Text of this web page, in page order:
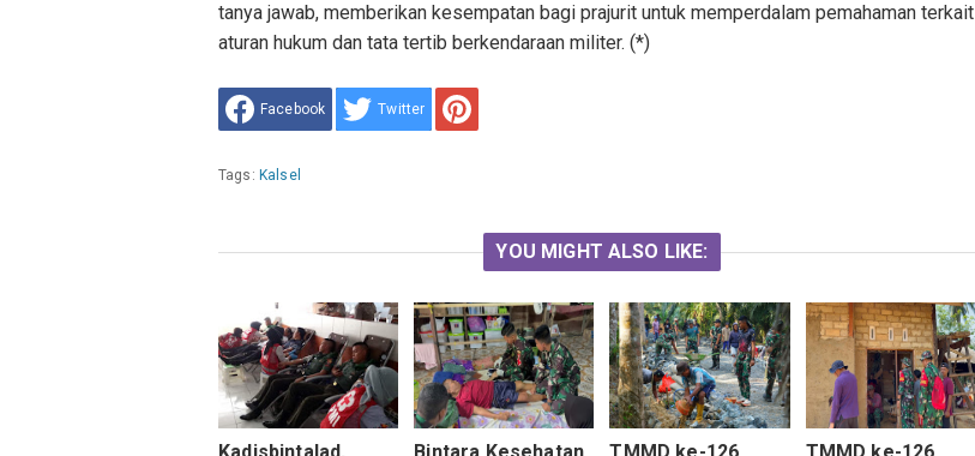
tanya jawab, memberikan kesempatan bagi prajurit untuk memperdalam pemahaman terkait
aturan hukum dan tata tertib berkendaraan militer. (*)
Facebook Twitter
Tags: Kalsel
YOU MIGHT ALSO LIKE: